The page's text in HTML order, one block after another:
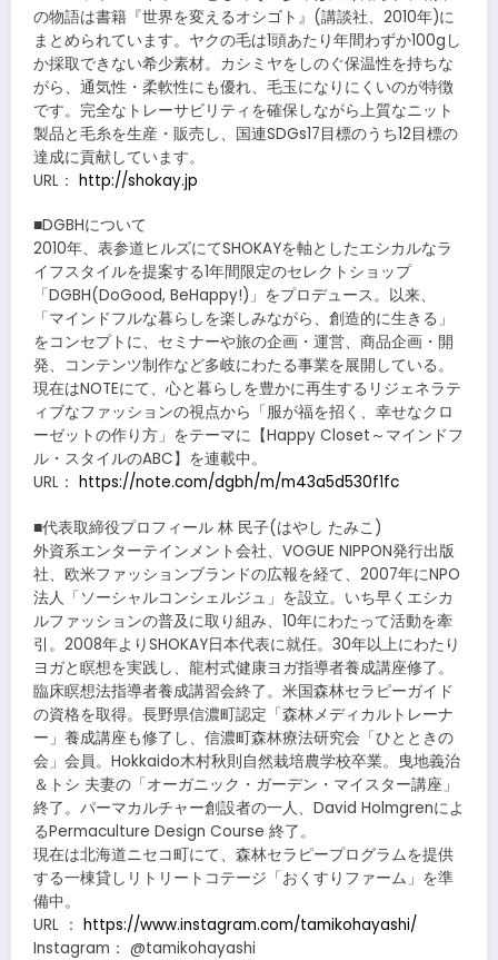
の物語は書籍『世界を変えるオシゴト』(講談社、2010年)に
まとめられています。ヤクの毛は1頭あたり年間わずか100gし
か採取できない希少素材。カシミヤをしのぐ保温性を持ちな
がら、通気性・柔軟性にも優れ、毛玉になりにくいのが特徴
です。完全なトレーサビリティを確保しながら上質なニット
製品と毛糸を生産・販売し、国連SDGs17目標のうち12目標の
達成に貢献しています。
URL： http://shokay.jp
■DGBHについて
2010年、表参道ヒルズにてSHOKAYを軸としたエシカルなラ
イフスタイルを提案する1年間限定のセレクトショップ
「DGBH(DoGood, BeHappy!)」をプロデュース。以来、
「マインドフルな暮らしを楽しみながら、創造的に生きる」
をコンセプトに、セミナーや旅の企画・運営、商品企画・開
発、コンテンツ制作など多岐にわたる事業を展開している。
現在はNOTEにて、心と暮らしを豊かに再生するリジェネラテ
ィブなファッションの視点から「服が福を招く、幸せなクロ
ーゼットの作り方」をテーマに【Happy Closet～マインドフ
ル・スタイルのABC】を連載中。
URL： https://note.com/dgbh/m/m43a5d530f1fc
■代表取締役プロフィール 林 民子(はやし たみこ)
外資系エンターテインメント会社、VOGUE NIPPON発行出版
社、欧米ファッションブランドの広報を経て、2007年にNPO
法人「ソーシャルコンシェルジュ」を設立。いち早くエシカ
ルファッションの普及に取り組み、10年にわたって活動を牽
引。2008年よりSHOKAY日本代表に就任。30年以上にわたり
ヨガと瞑想を実践し、龍村式健康ヨガ指導者養成講座修了。
臨床瞑想法指導者養成講習会終了。米国森林セラピーガイド
の資格を取得。長野県信濃町認定「森林メディカルトレーナ
ー」養成講座も修了し、信濃町森林療法研究会「ひとときの
会」会員。Hokkaido木村秋則自然栽培農学校卒業。曳地義治
＆トシ 夫妻の「オーガニック・ガーデン・マイスター講座」
終了。パーマカルチャー創設者の一人、David Holmgrenによ
るPermaculture Design Course 終了。
現在は北海道ニセコ町にて、森林セラピープログラムを提供
する一棟貸しリトリートコテージ「おくすりファーム」を準
備中。
URL ： https://www.instagram.com/tamikohayashi/
Instagram： @tamikohayashi